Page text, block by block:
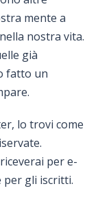
mente a
nostra vita.
già
fatto un
lo trovi come
per e-
per gli iscritti.